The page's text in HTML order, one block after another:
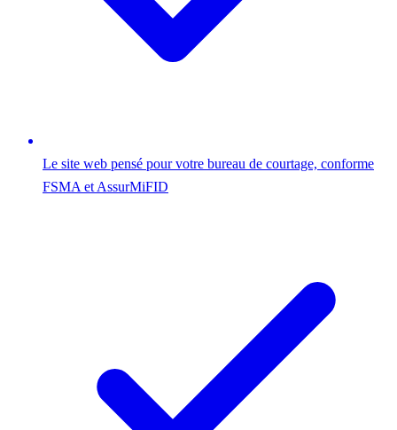
Le site web pensé pour votre bureau de courtage, conforme
FSMA et AssurMiFID